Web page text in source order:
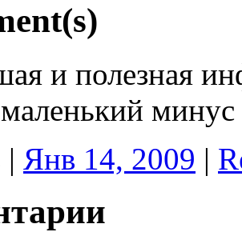
и полезная
минус
| Янв 14, 2009 |